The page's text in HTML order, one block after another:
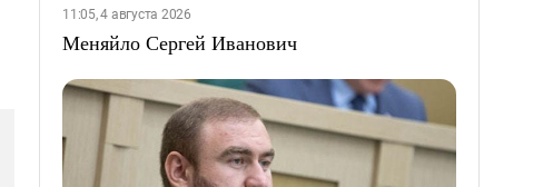
11:05, 4 августа 2026
Меняйло Сергей Иванович